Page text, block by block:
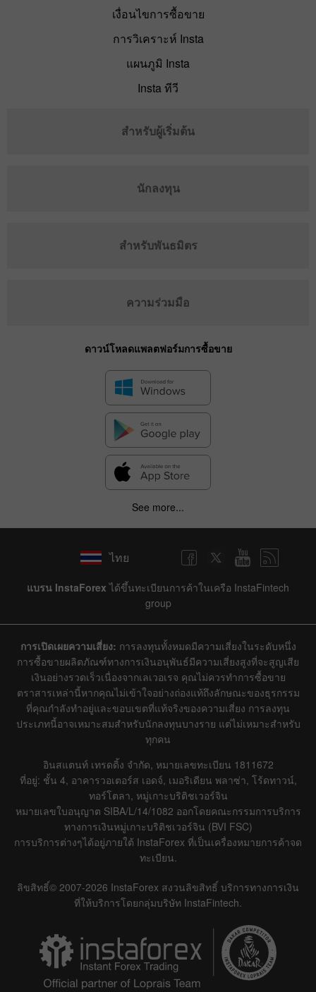
เงื่อนไขการซื้อขาย
การวิเคราะห์ Insta
แผนภูมิ Insta
Insta ทีวี
สำหรับผู้เริ่มต้น
นักลงทุน
สำหรับพันธมิตร
ความร่วมมือ
ดาวน์โหลดแพลตฟอร์มการซื้อขาย
See more...
ไทย
แบรน InstaForex ได้ขึ้นทะเบียนการค้าในเครือ InstaFintech
group
การเปิดเผยความเสี่ยง: การลงทุนทั้งหมดมีความเสี่ยงในระดับหนึ่ง
การซื้อขายผลิตภัณฑ์ทางการเงินอนุพันธ์มีความเสี่ยงสูงที่จะสูญเสีย
เงินอย่างรวดเร็วเนื่องจากเลเวอเรจ คุณไม่ควรทำการซื้อขาย
ตราสารเหล่านี้หากคุณไม่เข้าใจอย่างถ่องแท้ถึงลักษณะของธุรกรรม
ที่คุณกำลังทำอยู่และขอบเขตที่แท้จริงของความเสี่ยง การลงทุน
ประเภทนี้อาจเหมาะสมสำหรับนักลงทุนบางราย แต่ไม่เหมาะสำหรับ
ทุกคน
อินสแตนท์ เทรดดิ้ง จำกัด, หมายเลขทะเบียน 1811672
ที่อยู่: ชั้น 4, อาคารวอเตอร์ส เอดจ์, เมอริเดียน พลาซ่า, โร้ดทาวน์,
ทอร์โตลา, หมู่เกาะบริติชเวอร์จิน
หมายเลขใบอนุญาต SIBA/L/14/1082 ออกโดยคณะกรรมการบริการ
ทางการเงินหมู่เกาะบริติชเวอร์จิน (BVI FSC)
การบริการต่างๆได้อยู่ภายใต้ InstaForex ที่เป็นเครื่องหมายการค้าจด
ทะเบียน.
ลิขสิทธิ์© 2007-2026 InstaForex สงวนลิขสิทธิ์ บริการทางการเงิน
ที่ให้บริการโดยกลุ่มบริษัท InstaFintech.